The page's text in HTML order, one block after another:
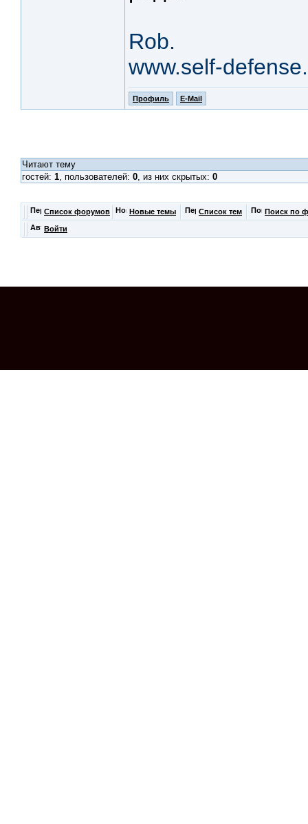
Rob.
www.self-
Профиль E-Mail
Читают тему
гостей: 1, пользователей: 0, из них скрытых: 0
Список форумов Новые темы Список тем Поиск по
Войти